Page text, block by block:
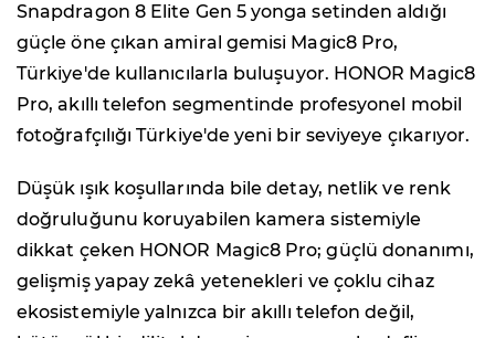
Snapdragon 8 Elite Gen 5 yonga setinden aldığı
güçle öne çıkan amiral gemisi Magic8 Pro,
Türkiye'de kullanıcılarla buluşuyor. HONOR Magic8
Pro, akıllı telefon segmentinde profesyonel mobil
fotoğrafçılığı Türkiye'de yeni bir seviyeye çıkarıyor.
Düşük ışık koşullarında bile detay, netlik ve renk
doğruluğunu koruyabilen kamera sistemiyle
dikkat çeken HONOR Magic8 Pro; güçlü donanımı,
gelişmiş yapay zekâ yetenekleri ve çoklu cihaz
ekosistemiyle yalnızca bir akıllı telefon değil,